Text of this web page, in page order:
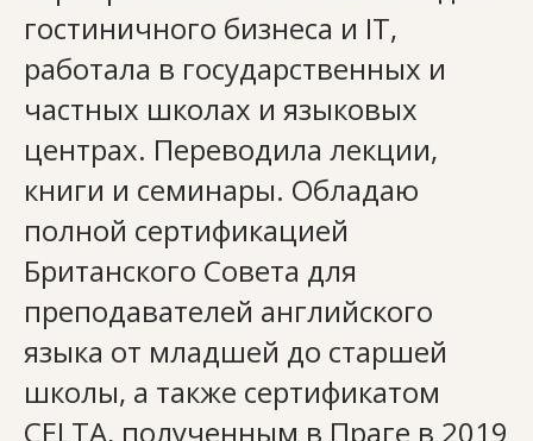
гостиничного бизнеса и IT,
работала в государственных и
частных школах и языковых
центрах. Переводила лекции,
книги и семинары. Обладаю
полной сертификацией
Британского Совета для
преподавателей английского
языка от младшей до старшей
школы, а также сертификатом
CELTA, полученным в Праге в 2019
063 195 08 82
Контакты